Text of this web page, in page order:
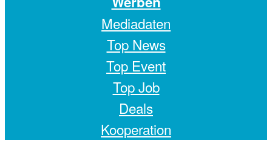
Mediadaten
Top News
Top Event
Top Job
Deals
Kooperation